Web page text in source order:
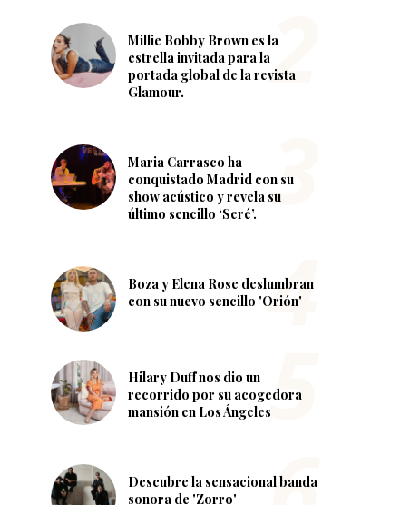
Millie Bobby Brown es la
estrella invitada para la
portada global de la revista
Glamour.
Maria Carrasco ha
conquistado Madrid con su
show acústico y revela su
último sencillo ‘Seré’.
Boza y Elena Rose deslumbran
con su nuevo sencillo 'Orión'
Hilary Duff nos dio un
recorrido por su acogedora
mansión en Los Ángeles
Descubre la sensacional banda
sonora de 'Zorro'